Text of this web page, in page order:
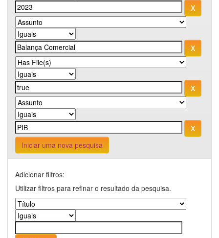
Iniciar uma nova pesquisa
Adicionar filtros:
Utilizar filtros para refinar o resultado da pesquisa.